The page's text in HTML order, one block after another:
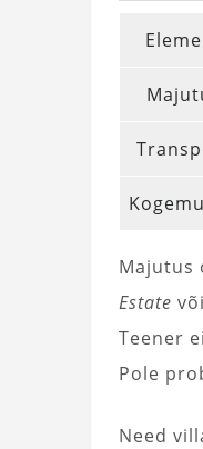
Majutus
Estate
Teener
Pole
Need